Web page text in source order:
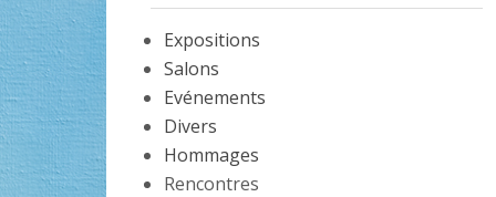
Expositions
Salons
Evénements
Divers
Hommages
Rencontres